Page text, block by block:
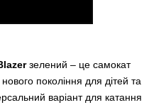
зелений – це самокат
покоління для дітей та
варіант для катання